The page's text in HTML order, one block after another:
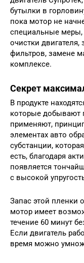
бутылки в
пока мотор не
специальные меры,
очистки
фильтров, замене
комплексе.
Секрет
В продукте
которые добывают
применяют,
элементах авто
субстанции,
есть, благодаря
появляется
с высокой
Запас этой пленки
мотор имеет
течение 60 минут
Если двигатель
время можно